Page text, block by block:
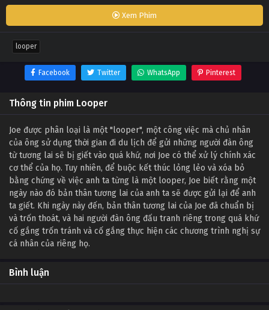
Xem Phim
looper
Facebook Twitter WhatsApp Pinterest
Thông tin phim Looper
Joe được phân loại là một "looper", một công việc mà chủ nhân
của ông sử dụng thời gian đi du lịch để gửi những người đàn ông
từ tương lai sẽ bị giết vào quá khứ, nơi Joe có thể xử lý chính xác
cơ thể của họ. Tuy nhiên, để buộc kết thúc lỏng lẻo và xóa bỏ
bằng chứng về việc anh ta từng là một looper, Joe biết rằng một
ngày nào đó bản thân tương lai của anh ta sẽ được gửi lại để anh
ta giết. Khi ngày này đến, bản thân tương lai của Joe đã chuẩn bị
và trốn thoát, và hai người đàn ông đấu tranh riêng trong quá khứ
cố gắng trốn tránh và cố gắng thực hiện các chương trình nghị sự
cá nhân của riêng họ.
Bình luận